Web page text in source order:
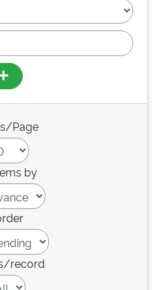
Page
by
record